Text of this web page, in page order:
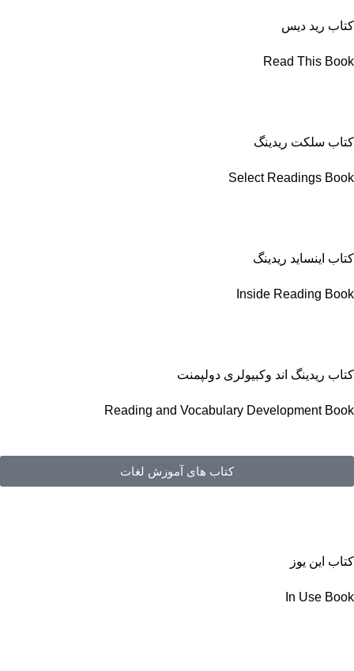
کتاب رید دیس
Read This Book
کتاب سلکت ریدینگ
Select Readings Book
کتاب اینساید ریدینگ
Inside Reading Book
کتاب ریدینگ اند وکبیولری دولپمنت
Reading and Vocabulary Development Book
کتاب های آموزش لغات
کتاب این یوز
In Use Book